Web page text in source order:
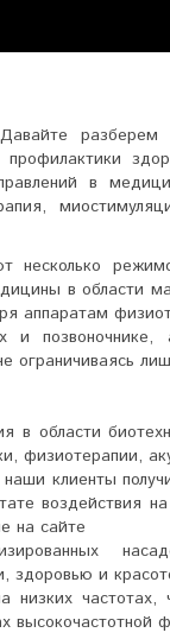
разберем
в
несколько
в области
аппаратам
позвоночнике,
ограничиваясь
в области
физиотерапии,
клиенты
воздействия
на сайте
здоровью и
частотах,
высокочастотной